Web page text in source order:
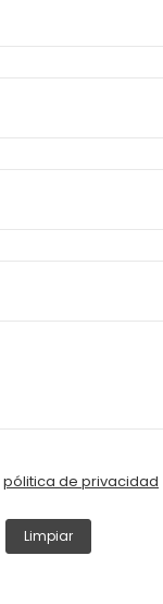
pólitica de privacidad
Limpiar